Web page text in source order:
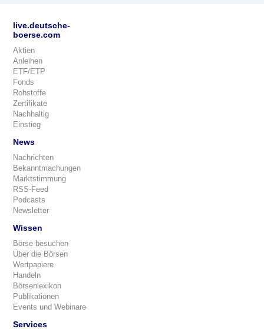
live.deutsche-
boerse.com
Aktien
Anleihen
ETF/ETP
Fonds
Rohstoffe
Zertifikate
Nachhaltig
Einstieg
News
Nachrichten
Bekanntmachungen
Marktstimmung
RSS-Feed
Podcasts
Newsletter
Wissen
Börse besuchen
Über die Börsen
Wertpapiere
Handeln
Börsenlexikon
Publikationen
Events und Webinare
Services